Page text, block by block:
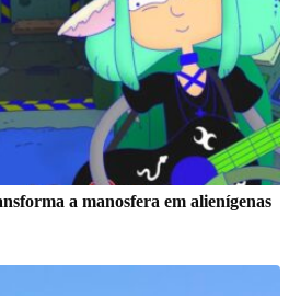
a manosfera em alienígenas